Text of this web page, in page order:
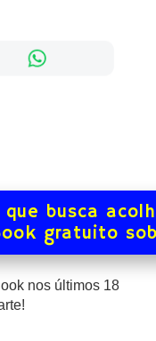
busca
gratuito
nos últimos 18